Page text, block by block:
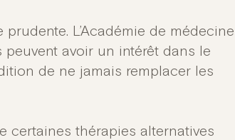
L’Académie de médecine
avoir un intérêt dans le
de ne jamais remplacer les
certaines thérapies alternatives